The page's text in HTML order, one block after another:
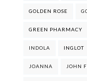
GOLDEN ROSE
GREEN PHARMACY
INDOLA INGLOT
JOANNA JOHN